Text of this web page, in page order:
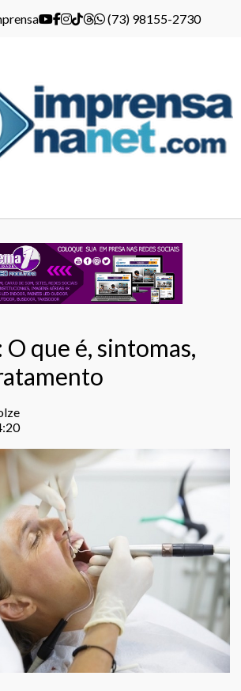
(73) 98155-2730
que é, sintomas,